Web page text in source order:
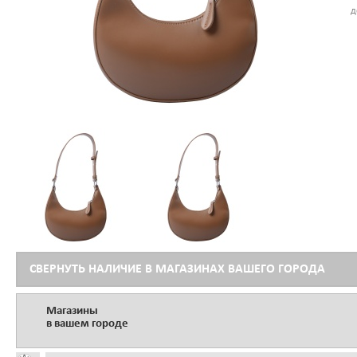
СВЕРНУТЬ НАЛИЧИЕ В МАГАЗИНАХ ВАШЕГО ГОРОДА
Магазины
в вашем городе